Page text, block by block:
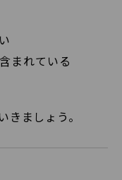
まれている
ましょう。